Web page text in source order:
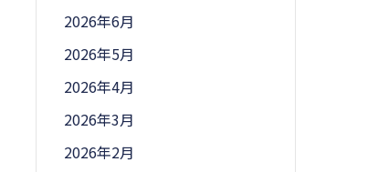
2026年6月
2026年5月
2026年4月
2026年3月
2026年2月